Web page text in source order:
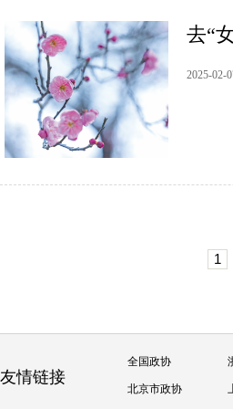
去“
2025-02-
1
友情链接
全国政协
北京市政协